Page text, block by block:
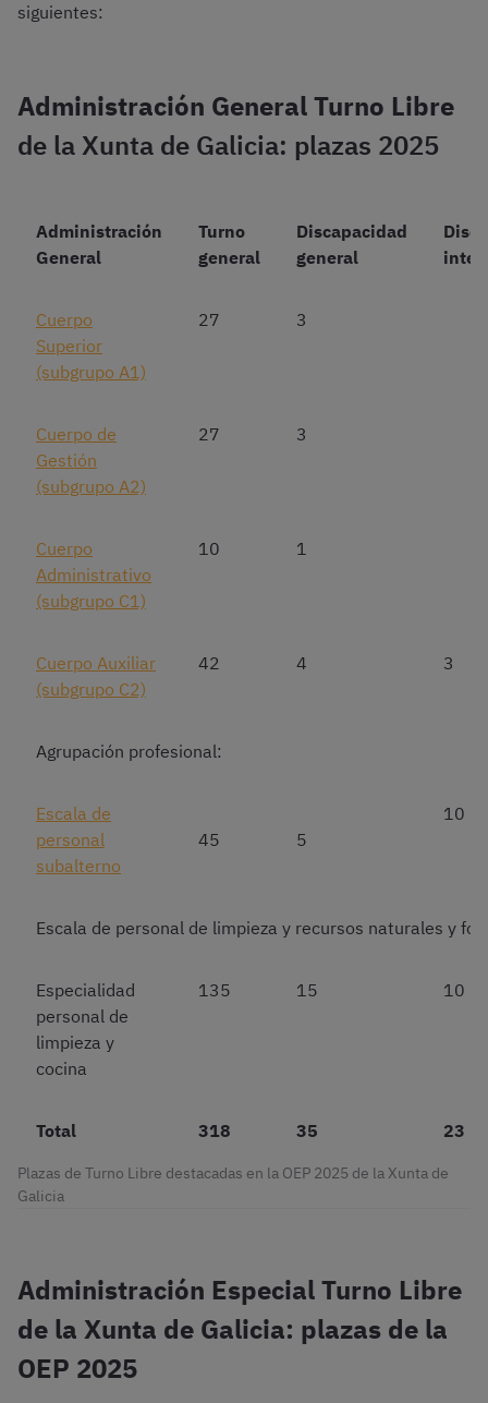
siguientes:
Administración General Turno Libre
de la Xunta de Galicia: plazas 2025
Administración
General
Turno
general
Discapacidad
general
Cuerpo
Superior
(subgrupo A1)
27 3
Cuerpo de
Gestión
(subgrupo A2)
27 3
Cuerpo
Administrativo
(subgrupo C1)
10 1
Cuerpo Auxiliar
(subgrupo C2)
42 4 3
Agrupación profesional:
Escala de
personal
subalterno
45 5
10
Escala de personal de limpieza y recursos naturales y
Especialidad
personal de
limpieza y
cocina
135 15 10
Total 318 35 23
Plazas de Turno Libre destacadas en la OEP 2025 de la Xunta de
Galicia
Administración Especial Turno Libre
de la Xunta de Galicia: plazas de la
OEP 2025